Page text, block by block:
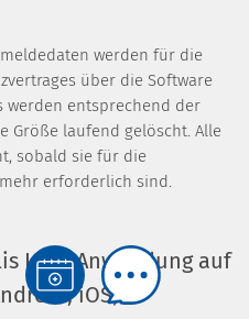
werden für die
über die Software
werden entsprechend der
Größe laufend gelöscht. Alle
sobald sie für die
erforderlich sind.
LDT3 Anwendung auf
iOS)